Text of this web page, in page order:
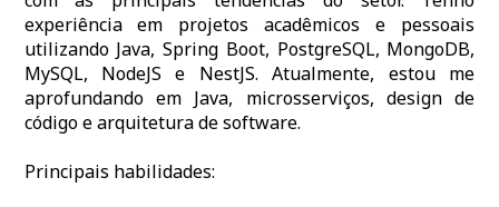
experiência em projetos acadêmicos e pessoais
utilizando Java, Spring Boot, PostgreSQL, MongoDB,
MySQL, NodeJS e NestJS. Atualmente, estou me
aprofundando em Java, microsserviços, design de
código e arquitetura de software.
Principais habilidades: